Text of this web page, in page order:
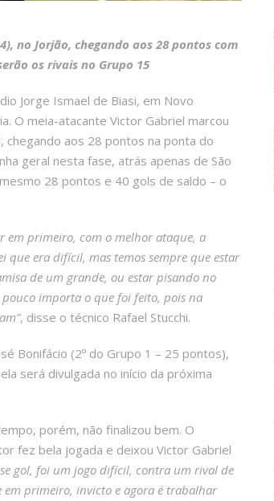
no Jorjão, chegando aos 28 pontos com
os rivais no Grupo 15
Jorge Ismael de Biasi, em Novo
O meia-atacante Victor Gabriel marcou
chegando aos 28 pontos na ponta do
geral nesta fase, atrás apenas de São
28 pontos e 40 gols de saldo – o
em primeiro, com o melhor ataque, a
que era difícil, mas temos sempre que estar
de um grande, ou estar pisando no
pouco importa o que foi feito, pois na
, disse o técnico Rafael Stucchi.
Bonifácio (2º do Grupo 1 – 25 pontos),
será divulgada no início da próxima
porém, não finalizou bem. O
fez bela jogada e deixou Victor Gabriel
gol, foi um jogo difícil, contra um rival de
primeiro, invicto e agora é trabalhar